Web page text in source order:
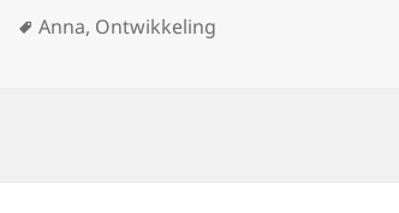
Tags
Anna, Ontwikkeling